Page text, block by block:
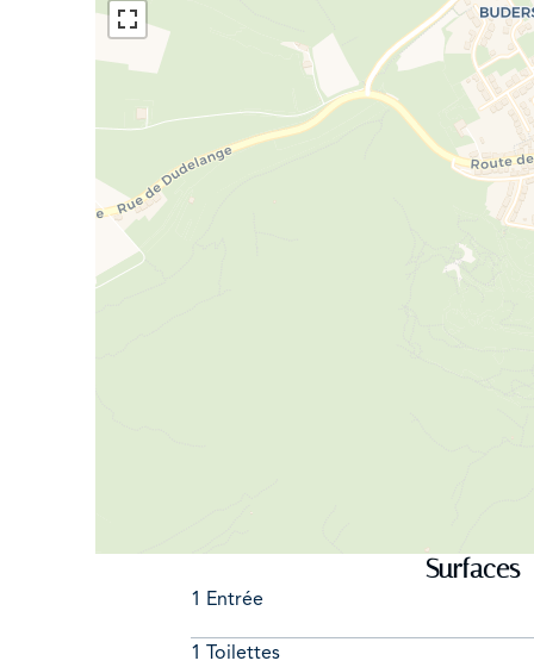
- deux autres chambres de +- 18 m² et +- 14 m².
A noter que les quatre chambres sont équipées
Viendront compléter le bien un garage fermé
Dudelange est une ville dynamique qui offre une
commerces et la gare desservant bons nombres
Bien à saisir et venir visiter sans hésiter. pour
Nous nous ferons un plaisir de vous
Surfaces
1 Entrée
1 Toilettes